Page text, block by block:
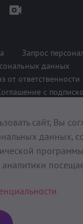
Запрос
данных
от ответственности
с
поддержке
сайт, Вы
данных,